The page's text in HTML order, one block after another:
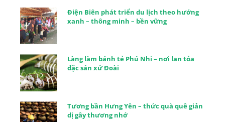
Điện Biên phát triển du lịch theo hướng
xanh – thông minh – bền vững
Làng làm bánh tẻ Phú Nhi – nơi lan tỏa
đặc sản xứ Đoài
Tương bần Hưng Yên – thức quà quê giản
dị gây thương nhớ